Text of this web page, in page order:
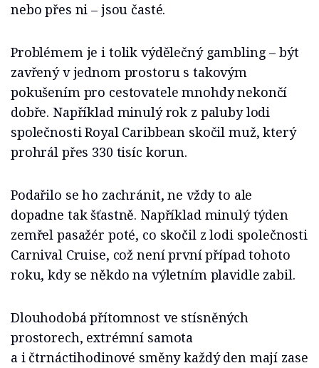
nebo přes ni – jsou časté.
Problémem je i tolik výdělečný gambling – být
zavřený v jednom prostoru s takovým
pokušením pro cestovatele mnohdy nekončí
dobře. Například minulý rok z paluby lodi
společnosti Royal Caribbean skočil muž, který
prohrál přes 330 tisíc korun.
Podařilo se ho zachránit, ne vždy to ale
dopadne tak šťastně. Například minulý týden
zemřel pasažér poté, co skočil z lodi společnosti
Carnival Cruise, což není první případ tohoto
roku, kdy se někdo na výletním plavidle zabil.
Dlouhodobá přítomnost ve stísněných
prostorech, extrémní samota
a i čtrnáctihodinové směny každý den mají zase